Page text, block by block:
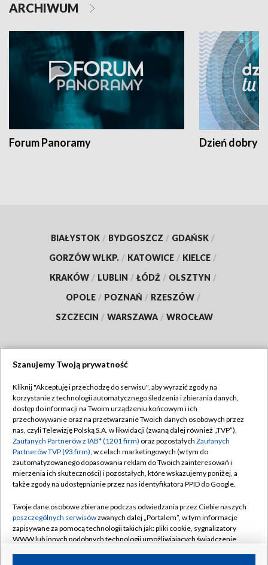
ARCHIWUM
Forum Panoramy Dzień dobry
BIAŁYSTOK / BYDGOSZCZ / GDAŃSK /
GORZÓW WLKP. / KATOWICE / KIELCE /
KRAKÓW / LUBLIN / ŁÓDŹ / OLSZTYN /
OPOLE / POZNAŃ / RZESZÓW /
SZCZECIN / WARSZAWA / WROCŁAW
TVP
Abonament TVP
Emisja w TVP
Centrum informacji TVP
Naziemna Telewizja Cyfrowa
Rada Programowa
System NOS
Informacje o nadawcy
Regulamin TVP
Polityka prywatności
Moje zgody
Pomoc
Kontakt
Kanały
Szanujemy Twoją prywatność
Kliknij "Akceptuję i przechodzę do serwisu", aby wyrazić zgody na
korzystanie z technologii automatycznego śledzenia i zbierania danych,
dostęp do informacji na Twoim urządzeniu końcowym i ich
przechowywanie oraz na przetwarzanie Twoich danych osobowych przez
nas, czyli Telewizję Polską S.A. w likwidacji (zwaną dalej również „TVP”),
Zaufanych Partnerów z IAB* (1201 firm) oraz pozostałych Zaufanych
Partnerów TVP (93 firm), w celach marketingowych (w tym do
zautomatyzowanego dopasowania reklam do Twoich zainteresowań i
mierzenia ich skuteczności) i pozostałych, które wskazujemy poniżej, a
także zgody na udostępnianie przez nas identyfikatora PPID do Google.
Twoje dane osobowe zbierane podczas odwiedzania przez Ciebie naszych
poszczególnych serwisówzwanych dalej „Portalem”, w tym informacje
zapisywane za pomocą technologii takich jak: pliki cookie, sygnalizatory
WWW lub innych podobnych technologii umożliwiających świadczenie